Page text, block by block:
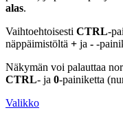
alas.
Vaihtoehtoisesti CTRL-
näppäimistöltä + ja - -
Näkymän voi palauttaa
CTRL- ja 0-painiketta
Valikko